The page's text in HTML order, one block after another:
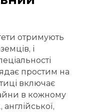
отримують
і
простим на
включає
в кожному